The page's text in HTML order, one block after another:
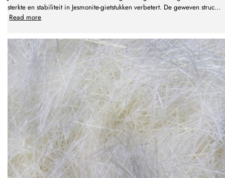
sterkte en stabiliteit in Jesmonite-gietstukken verbetert. De geweven struc...
Read more